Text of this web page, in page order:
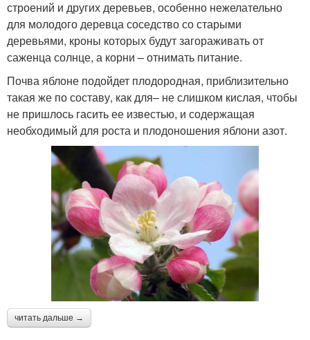
строений и других деревьев, особенно нежелательно
для молодого деревца соседство со старыми
деревьями, кроны которых будут загораживать от
саженца солнце, а корни – отнимать питание.
Почва яблоне подойдет плодородная, приблизительно
такая же по составу, как для– не слишком кислая, чтобы
не пришлось гасить ее известью, и содержащая
необходимый для роста и плодоношения яблони азот.
читать дальше →